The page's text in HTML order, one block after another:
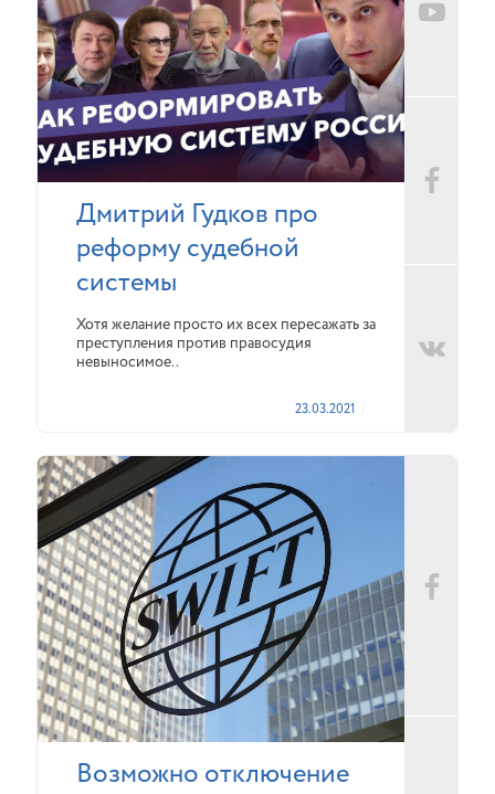
Дмитрий Гудков про
реформу судебной
системы
Хотя желание просто их всех пересажать за
преступления против правосудия
невыносимое..
23.03.2021
Возможно отключение